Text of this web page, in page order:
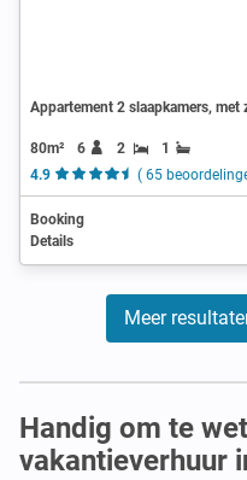
Appartement 2 slaapkamers, met
80m² 6 2
1
4.9
( 65
Booking
Details
Meer
Handig om te
vakantieverhuur